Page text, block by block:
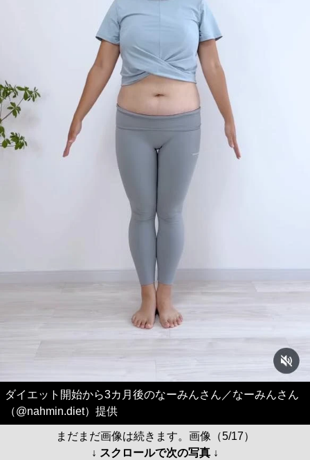
ダイエット開始から3カ月後のなーみんさん／なーみんさん
（@nahmin.diet）提供
まだまだ画像は続きます。画像（5/17）
↓ スクロールで次の写真 ↓